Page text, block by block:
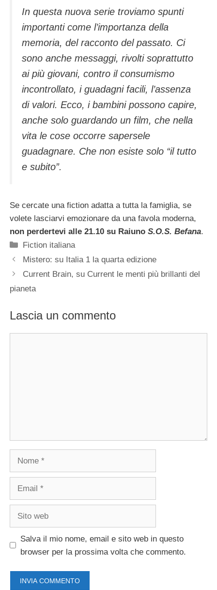
In questa nuova serie troviamo spunti
importanti come l’importanza della
memoria, del racconto del passato. Ci
sono anche messaggi, rivolti soprattutto
ai più giovani, contro il consumismo
incontrollato, i guadagni facili, l’assenza
di valori. Ecco, i bambini possono capire,
anche solo guardando un film, che nella
vita le cose occorre sapersele
guadagnare. Che non esiste solo “il tutto
e subito”.
Se cercate una fiction adatta a tutta la famiglia, se
volete lasciarvi emozionare da una favola moderna,
non perdertevi alle 21.10 su Raiuno S.O.S. Befana.
Categorie
Fiction italiana
Mistero: su Italia 1 la quarta edizione
Current Brain, su Current le menti più brillanti del
pianeta
Lascia un commento
Salva il mio nome, email e sito web in questo
browser per la prossima volta che commento.